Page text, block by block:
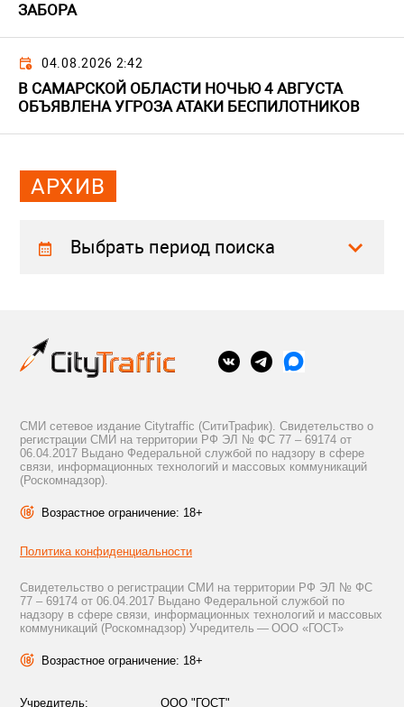
ЗАБОРА
04.08.2026 2:42
В САМАРСКОЙ ОБЛАСТИ НОЧЬЮ 4 АВГУСТА
ОБЪЯВЛЕНА УГРОЗА АТАКИ БЕСПИЛОТНИКОВ
АРХИВ
Выбрать период поиска
СМИ сетевое издание Citytraffic (СитиТрафик). Свидетельство о
регистрации СМИ на территории РФ ЭЛ № ФС 77 – 69174 от
06.04.2017 Выдано Федеральной службой по надзору в сфере
связи, информационных технологий и массовых коммуникаций
(Роскомнадзор).
Возрастное ограничение: 18+
Политика конфиденциальности
Свидетельство о регистрации СМИ на территории РФ ЭЛ № ФС
77 – 69174 от 06.04.2017 Выдано Федеральной службой по
надзору в сфере связи, информационных технологий и массовых
коммуникаций (Роскомнадзор) Учредитель — ООО «ГОСТ»
Возрастное ограничение: 18+
Учредитель: ООО "ГОСТ"